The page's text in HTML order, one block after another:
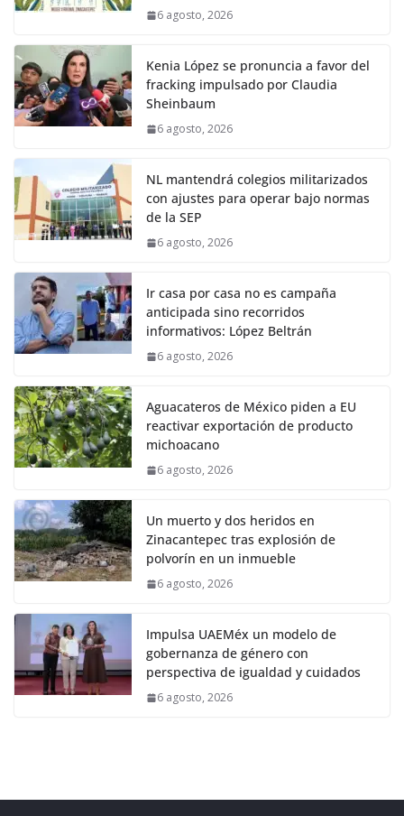
6 agosto, 2026
Kenia López se pronuncia a favor del
fracking impulsado por Claudia
Sheinbaum
6 agosto, 2026
NL mantendrá colegios militarizados
con ajustes para operar bajo normas
de la SEP
6 agosto, 2026
Ir casa por casa no es campaña
anticipada sino recorridos
informativos: López Beltrán
6 agosto, 2026
Aguacateros de México piden a EU
reactivar exportación de producto
michoacano
6 agosto, 2026
Un muerto y dos heridos en
Zinacantepec tras explosión de
polvorín en un inmueble
6 agosto, 2026
Impulsa UAEMéx un modelo de
gobernanza de género con
perspectiva de igualdad y cuidados
6 agosto, 2026